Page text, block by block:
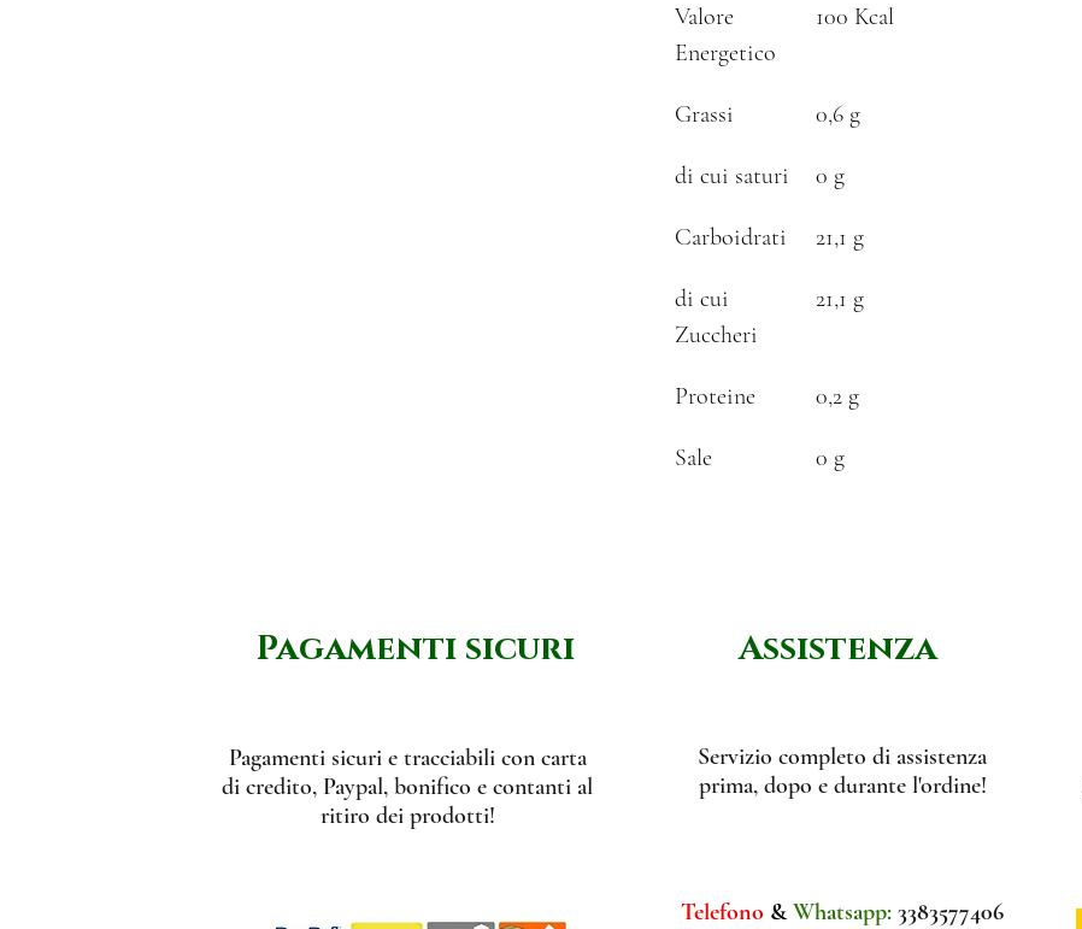
Valore
Energetico
100 Kcal
Grassi 0,6 g
di cui saturi 0 g
Carboidrati 21,1 g
di cui
Zuccheri
21,1 g
Proteine 0,2 g
Sale 0 g
Pagamenti sicuri Assistenza
Pagamenti sicuri e tracciabili con carta
di credito, Paypal, bonifico e contanti al
ritiro dei prodotti!
Servizio completo di assistenza
prima, dopo e durante l'ordine!
Telefono & Whatsapp: 3383577406